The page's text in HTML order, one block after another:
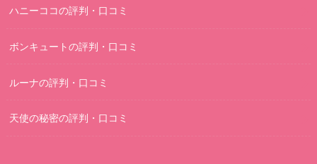
ハニーココの評判・口コミ
ボンキュートの評判・口コミ
ルーナの評判・口コミ
天使の秘密の評判・口コミ